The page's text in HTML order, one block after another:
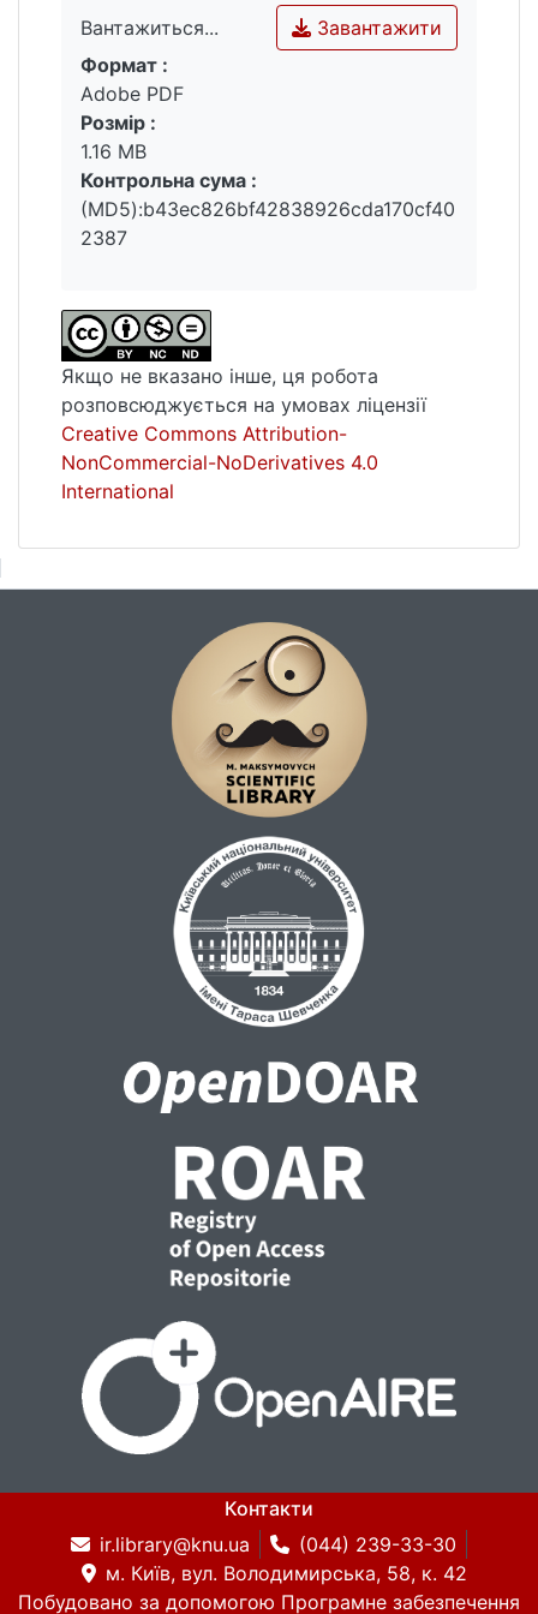
шляхом зміни природи замісників та їх
положення в молекулі. Знайдено, що
флуоресцентна відповідь біхромофорних
молекулярних пінцетів при зв'язуванні з
АТФ є кращою за параметрами
інтенсивності сигналу, відстані між
смугами збудження вільного зонду та його
комплексу з АТФ та меж детекції АТФ.
АМФ, ГТФ, спектрофотометрія,
флуоресцентна спектроскопія.
Вантажиться...
Вантажиться...
Завантажити
Формат :
Adobe PDF
Розмір :
1.16 MB
Контрольна сума :
(MD5):b43ec826bf42838926cda170cf40
2387
Якщо не вказано інше, ця робота
розповсюджується на умовах ліцензії
Creative Commons Attribution-
NonCommercial-NoDerivatives 4.0
International
Контакти
ir.library@knu.ua
(044) 239-33-30
м. Київ, вул. Володимирська, 58, к. 42
Побудовано за допомогою Програмне забезпечення